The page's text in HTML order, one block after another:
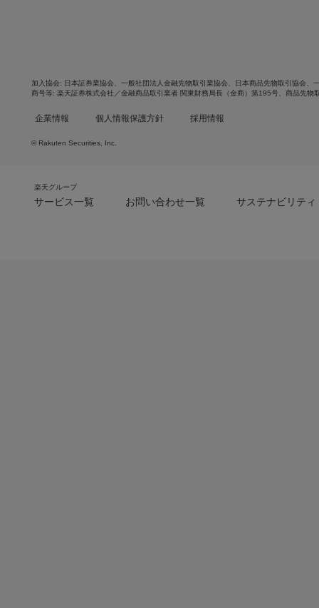
加入協会 日本証券業協会 一般社団法人金融先物取引業協会 日本商品先物取引協会
商号等
楽天証券株式会社／金融商品取引業者 関東財務局長（金商）第195号、商品先物
企業情報 個人情報保護方針 採用情報
© Rakuten Securities, Inc.
楽天グループ
サービス一覧 お問い合わせ一覧 サステナビリティ